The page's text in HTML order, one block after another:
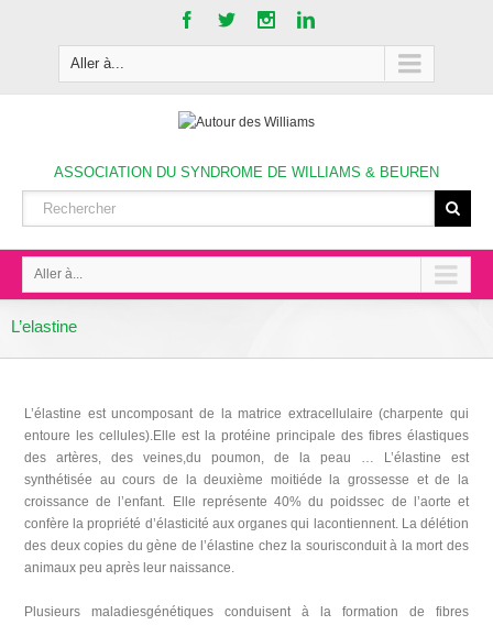
Aller à...
ASSOCIATION DU SYNDROME DE WILLIAMS & BEUREN
Aller à...
L’elastine
L’élastine est uncomposant de la matrice extracellulaire (charpente qui
entoure les cellules).Elle est la protéine principale des fibres élastiques
des artères, des veines,du poumon, de la peau … L’élastine est
synthétisée au cours de la deuxième moitiéde la grossesse et de la
croissance de l’enfant. Elle représente 40% du poidssec de l’aorte et
confère la propriété d’élasticité aux organes qui lacontiennent. La délétion
des deux copies du gène de l’élastine chez la sourisconduit à la mort des
animaux peu après leur naissance.
Plusieurs maladiesgénétiques conduisent à la formation de fibres